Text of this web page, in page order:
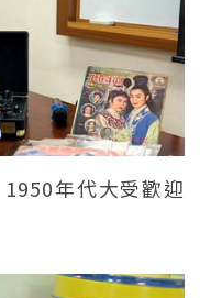
年代大受歡迎